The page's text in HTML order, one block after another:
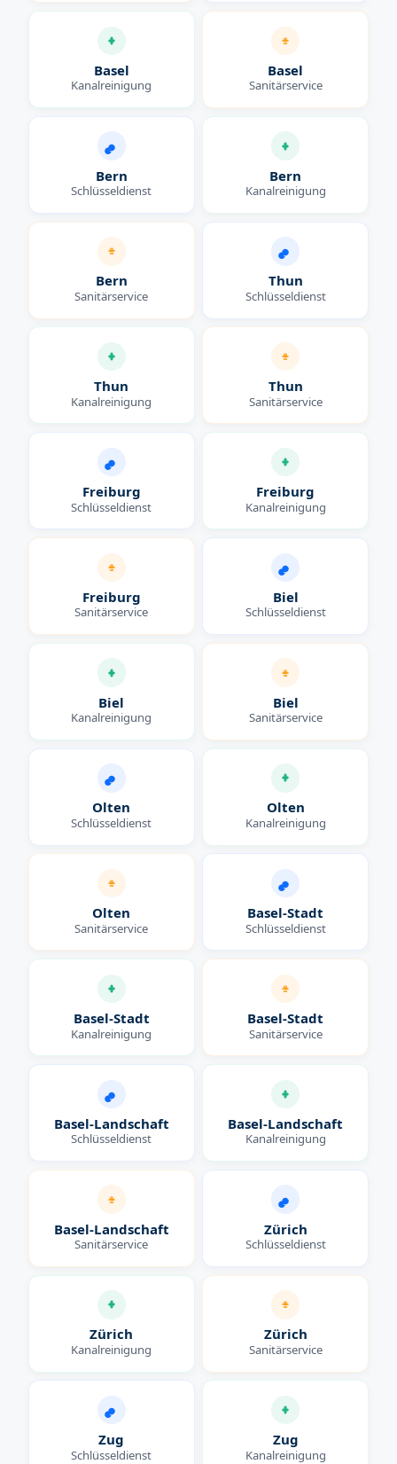
Basel
Kanalreinigung
Basel
Sanitärservice
Bern
Schlüsseldienst
Bern
Kanalreinigung
Bern
Sanitärservice
Thun
Schlüsseldienst
Thun
Kanalreinigung
Thun
Sanitärservice
Freiburg
Schlüsseldienst
Freiburg
Kanalreinigung
Freiburg
Sanitärservice
Biel
Schlüsseldienst
Biel
Kanalreinigung
Biel
Sanitärservice
Olten
Schlüsseldienst
Olten
Kanalreinigung
Olten
Sanitärservice
Basel-Stadt
Schlüsseldienst
Basel-Stadt
Kanalreinigung
Basel-Stadt
Sanitärservice
Basel-Landschaft
Schlüsseldienst
Basel-Landschaft
Kanalreinigung
Basel-Landschaft
Sanitärservice
Zürich
Schlüsseldienst
Zürich
Kanalreinigung
Zürich
Sanitärservice
Zug
Schlüsseldienst
Zug
Kanalreinigung